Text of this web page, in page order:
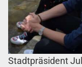
Stadtpräsident